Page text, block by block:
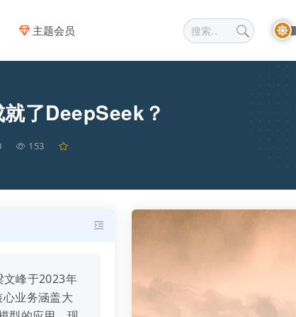
主题会员
了DeepSeek？
153
文峰于2023年
业务涵盖大